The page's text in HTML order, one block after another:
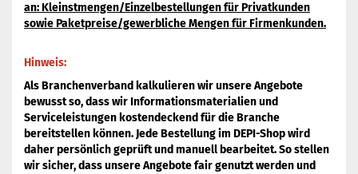
an: Kleinstmengen/Einzelbestellungen für Privatkunden
sowie Paketpreise/gewerbliche Mengen für Firmenkunden.
Hinweis:
Als Branchenverband kalkulieren wir unsere Angebote
bewusst so, dass wir Informationsmaterialien und
Serviceleistungen kostendeckend für die Branche
bereitstellen können. Jede Bestellung im DEPI-Shop wird
daher persönlich geprüft und manuell bearbeitet. So stellen
wir sicher, dass unsere Angebote fair genutzt werden und